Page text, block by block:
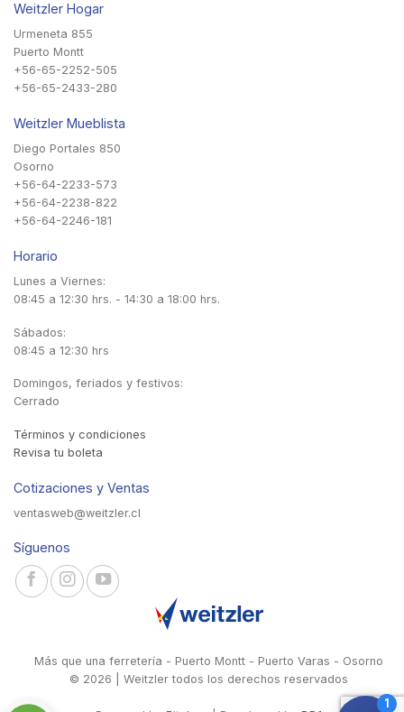
Weitzler Hogar
Urmeneta 855
Puerto Montt
+56-65-2252-505
+56-65-2433-280
Weitzler Mueblista
Diego Portales 850
Osorno
+56-64-2233-573
+56-64-2238-822
+56-64-2246-181
Horario
Lunes a Viernes:
08:45 a 12:30 hrs. - 14:30 a 18:00 hrs.
Sábados:
08:45 a 12:30 hrs
Domingos, feriados y festivos:
Cerrado
Términos y condiciones
Revisa tu boleta
Cotizaciones y Ventas
ventasweb@weitzler.cl
Síguenos
Más que una ferretería - Puerto Montt - Puerto Varas - Osorno
© 2026 | Weitzler todos los derechos reservados